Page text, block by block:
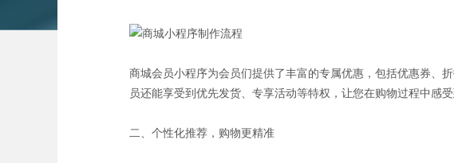
商城会员小程序为会员们提供了丰富的专属优惠，包括优惠券、
员还能享受到优先发货、专享活动等特权，让您在购物过程中感受
二、个性化推荐，购物更精准